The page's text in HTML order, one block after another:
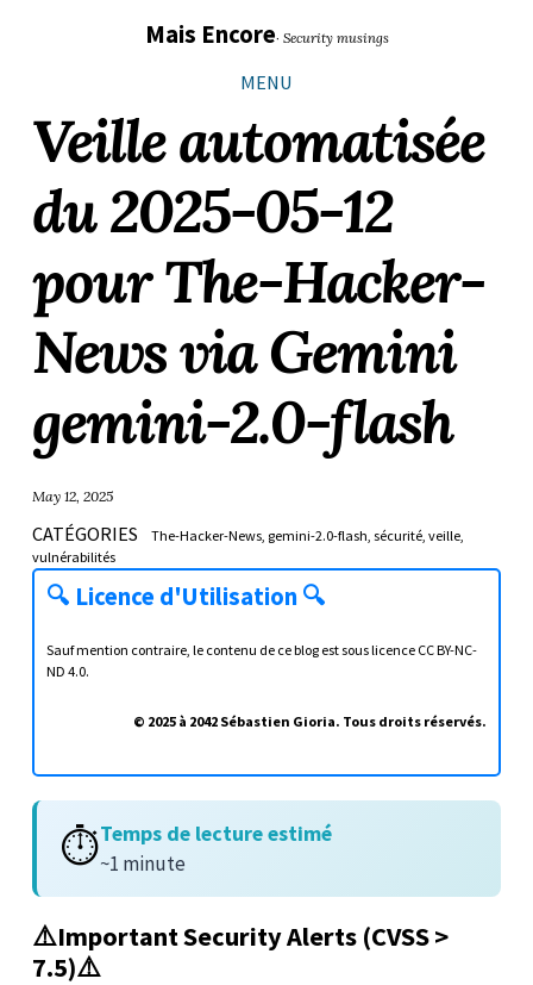
principale
page
Mais Encore· Security musings
MENU
Veille automatisée
du 2025-05-12
pour The-Hacker-
News via Gemini
gemini-2.0-flash
May 12, 2025
CATÉGORIES The-Hacker-News gemini-2.0-flash sécurité veille
vulnérabilités
🔍 Licence d'Utilisation 🔍
Sauf mention contraire, le contenu de ce blog est sous licence CC BY-NC-
ND 4.0.
© 2025 à 2042 Sébastien Gioria. Tous droits réservés.
⏱️Temps de lecture estimé
~1 minute
⚠️Important Security Alerts (CVSS >
7.5)⚠️